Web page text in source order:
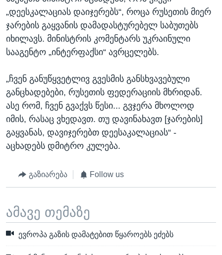
„დეესკალაციას დაიჯერებს“, როცა რუსეთის მიერ
ჯარების გაყვანის დამადასტურებელ საბუთებს
იხილავს. მინისტრის კომენტარს უკრაინული
სააგენტო „ინტერფაქსი“ ავრცელებს.
„ჩვენ განუწყვეტლივ გვესმის განსხვავებული
განცხადებები, რუსეთის ფედერაციის მხრიდან.
ასე რომ, ჩვენ გვაქვს წესი... გვჯერა მხოლოდ
იმის, რასაც ვხედავთ. თუ დავინახავთ [ჯარების]
გაყვანას, დავიჯერებთ დეესაკალაციას“ -
აცხადებს დმიტრო კულება.
გაზიარება Follow us
ამავე თემაზე
ევროპა გაზის დამატებით წყაროებს ეძებს